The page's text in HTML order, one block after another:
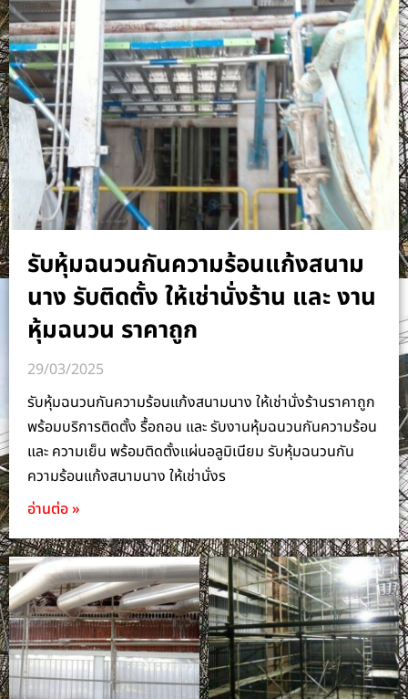
รับหุ้มฉนวนกันความร้อนแก้งสนาม
นาง รับติดตั้ง ให้เช่านั่งร้าน และ งาน
หุ้มฉนวน ราคาถูก
29/03/2025
รับหุ้มฉนวนกันความร้อนแก้งสนามนาง ให้เช่านั่งร้านราคาถูก
พร้อมบริการติดตั้ง รื้อถอน และ รับงานหุ้มฉนวนกันความร้อน
และ ความเย็น พร้อมติดตั้งแผ่นอลูมิเนียม รับหุ้มฉนวนกัน
ความร้อนแก้งสนามนาง ให้เช่านั่งร
อ่านต่อ »